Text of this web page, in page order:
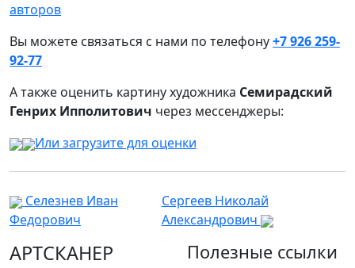
авторов
Вы можете связаться с нами по телефону+7 926 259-
92-77
А также оценить картину художника Семирадский
Генрих Ипполитович через мессенджеры:
Или загрузите для оценки
Селезнев Иван
Федорович
Сергеев Николай
Александрович
АРТСКАНЕР Полезные ссылки